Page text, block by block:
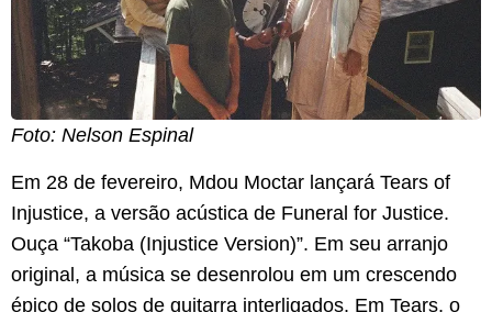
Foto: Nelson Espinal
Em 28 de fevereiro, Mdou Moctar lançará Tears of
Injustice, a versão acústica de Funeral for Justice.
Ouça “Takoba (Injustice Version)”. Em seu arranjo
original, a música se desenrolou em um crescendo
épico de solos de guitarra interligados. Em Tears, o